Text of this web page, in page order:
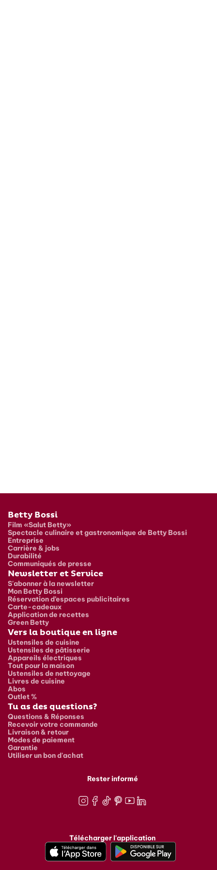
Pied de page
Betty Bossi
Film «Salut Betty»
Spectacle culinaire et gastronomique de Betty Bossi
Entreprise
Carrière & jobs
Durabilité
Communiqués de presse
Newsletter et Service
S'abonner à la newsletter
Mon Betty Bossi
Réservation d’espaces publicitaires
Carte-cadeaux
Application de recettes
Green Betty
Vers la boutique en ligne
Ustensiles de cuisine
Ustensiles de pâtisserie
Appareils électriques
Tout pour la maison
Ustensiles de nettoyage
Livres de cuisine
Abos
Outlet %
Tu as des questions?
Questions & Réponses
Recevoir votre commande
Livraison & retour
Modes de paiement
Garantie
Utiliser un bon d'achat
Rester informé
Télécharger l'application